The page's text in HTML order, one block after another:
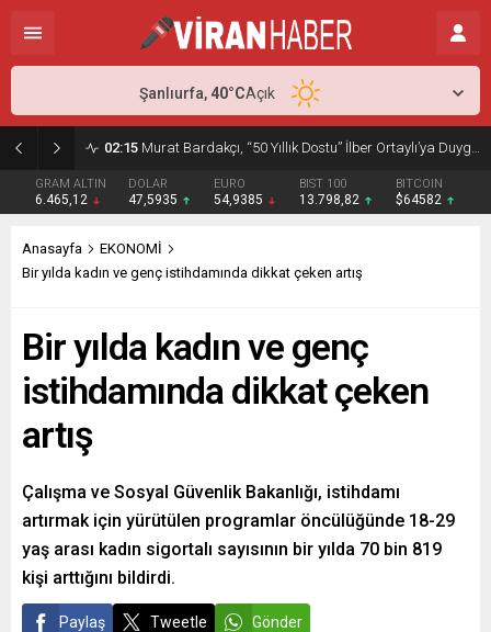
02:15 Murat Bardakçı, “50 Yıllık Dostu” İlber Ortaylı’ya Duygusal Bir Yazıyla Veda Etti
GRAM ALTIN
6.465,12
DOLAR
47,5935
EURO
54,9385
BIST 100
13.798,82
BITCOIN
$64582
Şanlıurfa, 40°CAçık
Anasayfa
EKONOMİ
Bir yılda kadın ve genç istihdamında dikkat çeken artış
Bir yılda kadın ve genç
istihdamında dikkat çeken
artış
Çalışma ve Sosyal Güvenlik Bakanlığı, istihdamı
artırmak için yürütülen programlar öncülüğünde 18-29
yaş arası kadın sigortalı sayısının bir yılda 70 bin 819
kişi arttığını bildirdi.
Paylaş Tweetle Gönder